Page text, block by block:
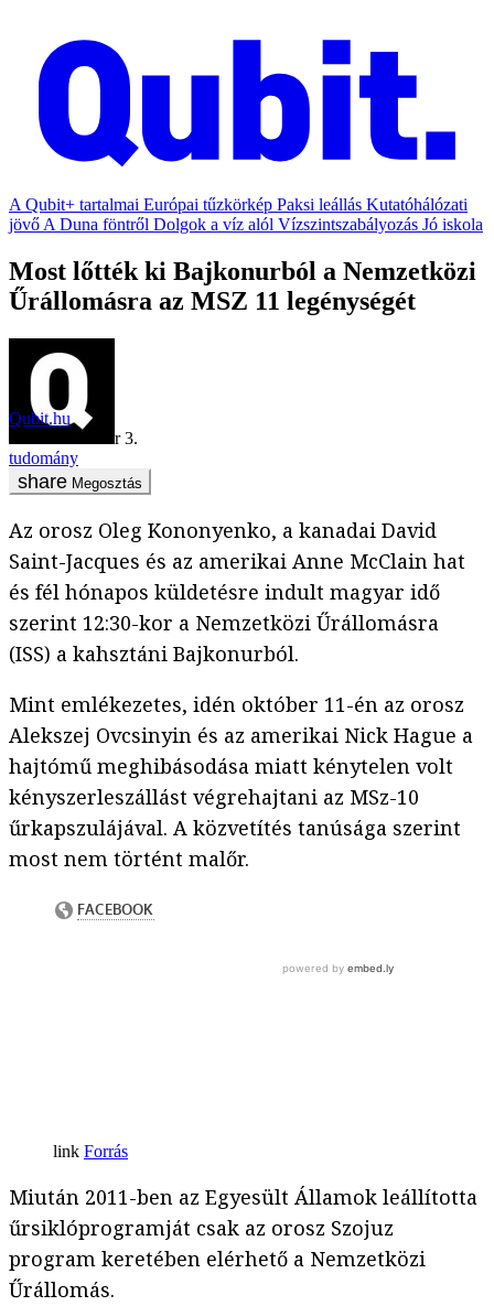
A Qubit+ tartalmai Európai tűzkörkép Paksi leállás Kutatóhálózati
jövő A Duna föntről Dolgok a víz alól Vízszintszabályozás Jó iskola
Most lőtték ki Bajkonurból a Nemzetközi
Űrállomásra az MSZ 11 legénységét
Qubit.hu
2018. december 3.
tudomány
Megosztás
Az orosz Oleg Kononyenko, a kanadai David
Saint-Jacques és az amerikai Anne McClain hat
és fél hónapos küldetésre indult magyar idő
szerint 12:30-kor a Nemzetközi Űrállomásra
(ISS) a kahsztáni Bajkonurból.
Mint emlékezetes, idén október 11-én az orosz
Alekszej Ovcsinyin és az amerikai Nick Hague a
hajtómű meghibásodása miatt kénytelen volt
kényszerleszállást végrehajtani az MSz-10
űrkapszulájával. A közvetítés tanúsága szerint
most nem történt malőr.
Forrás
Miután 2011-ben az Egyesült Államok leállította
űrsiklóprogramját csak az orosz Szojuz
program keretében elérhető a Nemzetközi
Űrállomás.